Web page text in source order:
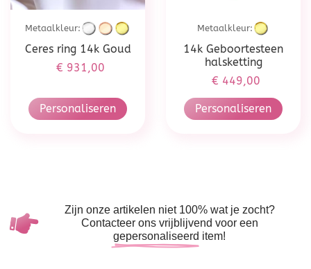
Metaalkleur:
Ceres ring 14k Goud
€ 931,00
Personaliseren
Metaalkleur:
14k Geboortesteen
halsketting
€ 449,00
Personaliseren
Zijn onze artikelen niet 100% wat je zocht?
Contacteer ons vrijblijvend voor een
gepersonaliseerd item!